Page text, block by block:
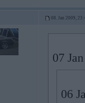
08. Jan 2009,
07
06